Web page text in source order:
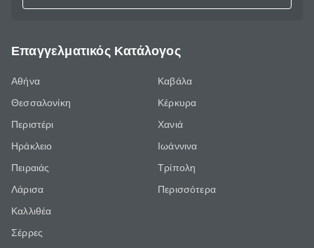
Επαγγελματικός Κατάλογος
Αθήνα
Θεσσαλονίκη
Περιστέρι
Ηράκλειο
Πειραιάς
Λάρισα
Καλλιθέα
Σέρρες
Καβάλα
Κέρκυρα
Χανιά
Ιωάννινα
Τρίπολη
Περισσότερα